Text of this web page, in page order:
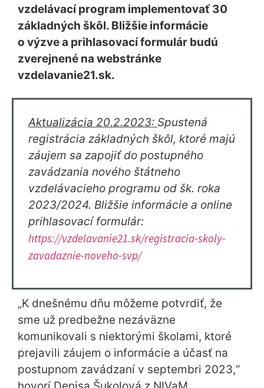
vzdelávací program implementovať 30
základných škôl. Bližšie informácie
o výzve a prihlasovací formulár budú
zverejnené na webstránke
vzdelavanie21.sk.
Aktualizácia 20.2.2023: Spustená
registrácia základných škôl, ktoré majú
záujem sa zapojiť do postupného
zavádzania nového štátneho
vzdelávacieho programu od šk. roka
2023/2024. Bližšie informácie a online
prihlasovací formulár:
https://vzdelavanie21.sk/registracia-skoly-
zavadaznie-noveho-svp/
„K dnešnému dňu môžeme potvrdiť, že
sme už predbežne nezáväzne
komunikovali s niektorými školami, ktoré
prejavili záujem o informácie a účasť na
postupnom zavádzaní v septembri 2023,“